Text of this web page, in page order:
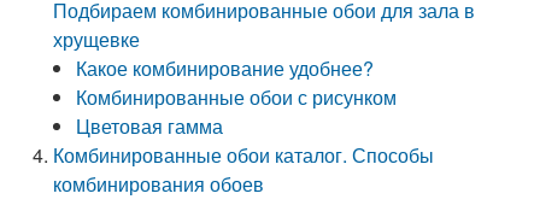
Подбираем комбинированные обои для зала в
хрущевке
Какое комбинирование удобнее?
Комбинированные обои с рисунком
Цветовая гамма
Комбинированные обои каталог. Способы
комбинирования обоев